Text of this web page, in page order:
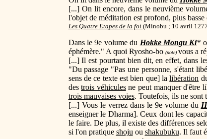
[...] On lit encore, dans le neuvième
l'objet de méditation est profond, plus basse
Les Quatre Etapes de la foi (Minobu ; 10 avril
Dans le 9e volume du Hokke Mongu Ki*
éphémère." A quoi Ryosho-bo (note) vous a
[...] Il est pourtant bien dit, en effet, dans
"Du passage "Pas une personne, s'étant
sens de ce texte est bien que] lalibération
destrois véhiculesne peut manquer d'être
trois mauvaises voies. Toutefois, ils ne sont
[...] Vous le verrez dans le 9e volume du
enseigner le Dharma]. Ceux dont les
le faire. De plus, il existe des différences
si l'on pratique shoju ou shakubuku. Il faut